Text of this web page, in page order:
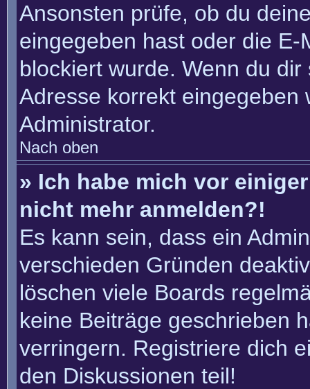
Ansonsten prüfe, ob du
eingegeben hast oder die
blockiert wurde. Wenn du
Adresse korrekt
Administrator.
Nach oben
» Ich habe mich vor
nicht mehr anmelden?!
Es kann sein, dass ein
verschieden Gründen
löschen viele Boards
keine Beiträge geschrieben
verringern. Registriere dich
den Diskussionen teil!